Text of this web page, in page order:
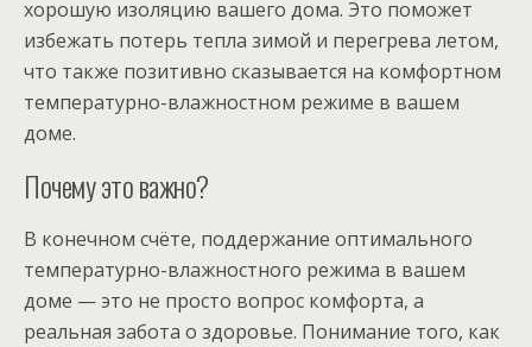
хорошую изоляцию вашего дома. Это поможет
избежать потерь тепла зимой и перегрева летом,
что также позитивно сказывается на комфортном
температурно-влажностном режиме в вашем
доме.
Почему это важно?
В конечном счёте, поддержание оптимального
температурно-влажностного режима в вашем
доме — это не просто вопрос комфорта, а
реальная забота о здоровье. Понимание того, как